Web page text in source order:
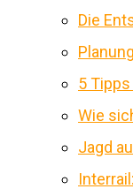
Die
5
Wie
Jagd